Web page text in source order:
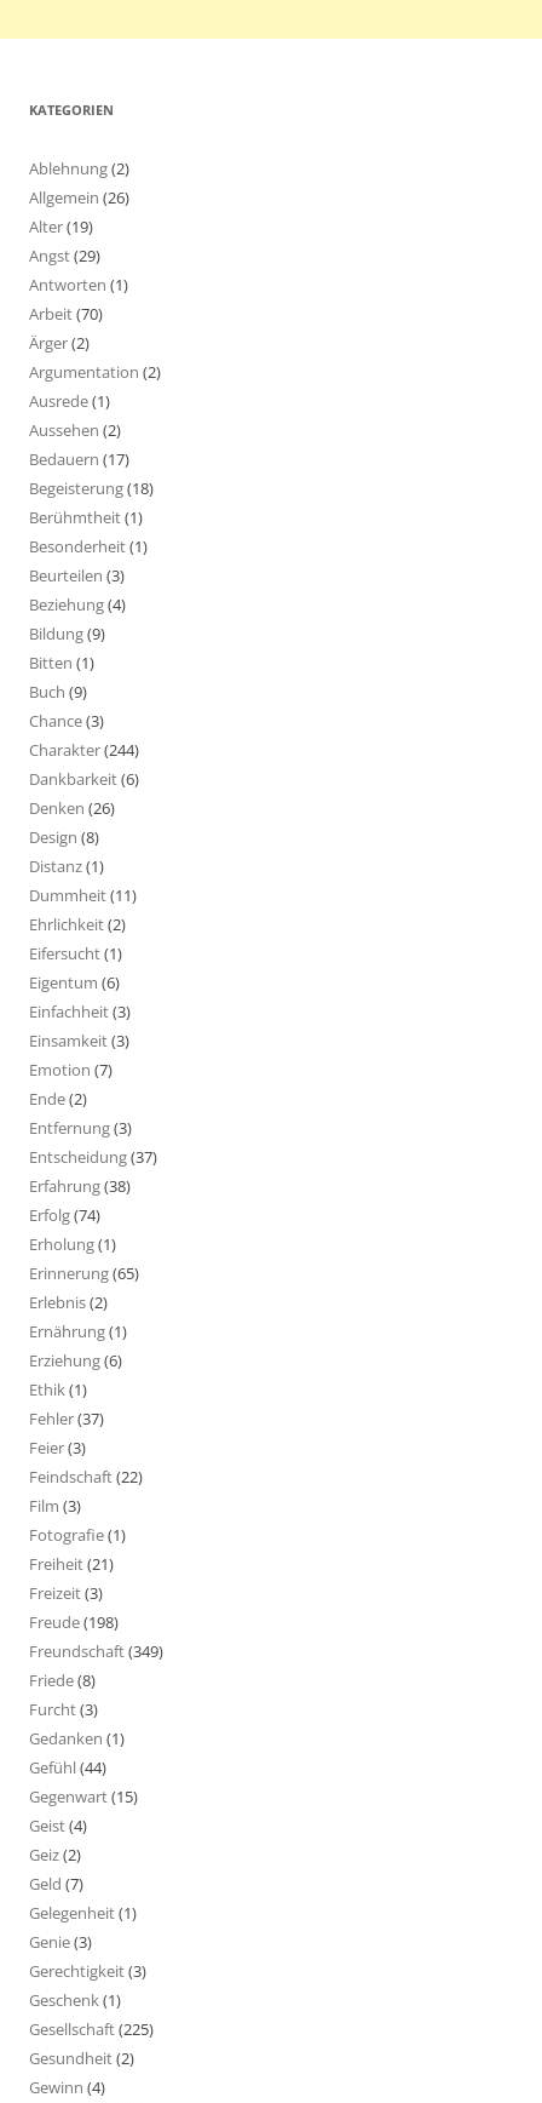
KATEGORIEN
Ablehnung(2)
Allgemein (26)
Alter(19)
Angst(29)
Antworten (1)
Arbeit(70)
Ärger(2)
Argumentation (2)
Ausrede(1)
Aussehen (2)
Bedauern (17)
Begeisterung(18)
Berühmtheit(1)
Besonderheit(1)
Beurteilen (3)
Beziehung(4)
Bildung(9)
Bitten (1)
Buch (9)
Chance(3)
Charakter(244)
Dankbarkeit(6)
Denken (26)
Design (8)
Distanz(1)
Dummheit(11)
Ehrlichkeit(2)
Eifersucht(1)
Eigentum (6)
Einfachheit(3)
Einsamkeit(3)
Emotion (7)
Ende(2)
Entfernung(3)
Entscheidung(37)
Erfahrung(38)
Erfolg(74)
Erholung(1)
Erinnerung(65)
Erlebnis(2)
Ernährung(1)
Erziehung(6)
Ethik(1)
Fehler(37)
Feier(3)
Feindschaft(22)
Film (3)
Fotografie(1)
Freiheit(21)
Freizeit(3)
Freude(198)
Freundschaft(349)
Friede(8)
Furcht(3)
Gedanken (1)
Gefühl(44)
Gegenwart(15)
Geist(4)
Geiz(2)
Geld (7)
Gelegenheit(1)
Genie(3)
Gerechtigkeit(3)
Geschenk(1)
Gesellschaft(225)
Gesundheit(2)
Gewinn (4)